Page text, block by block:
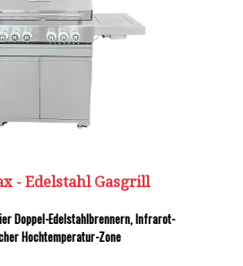
- Edelstahl Gasgrill
Doppel-Edelstahlbrennern, Infrarot-
Hochtemperatur-Zone